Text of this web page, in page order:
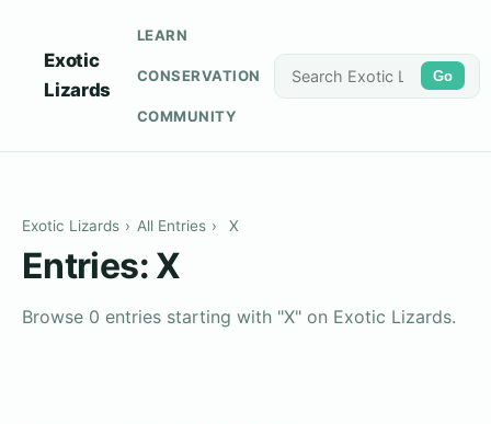
Exotic
Lizards
LEARN
CONSERVATION
COMMUNITY
Go
Exotic Lizards › All Entries › X
Entries: X
Browse 0 entries starting with "X" on Exotic Lizards.